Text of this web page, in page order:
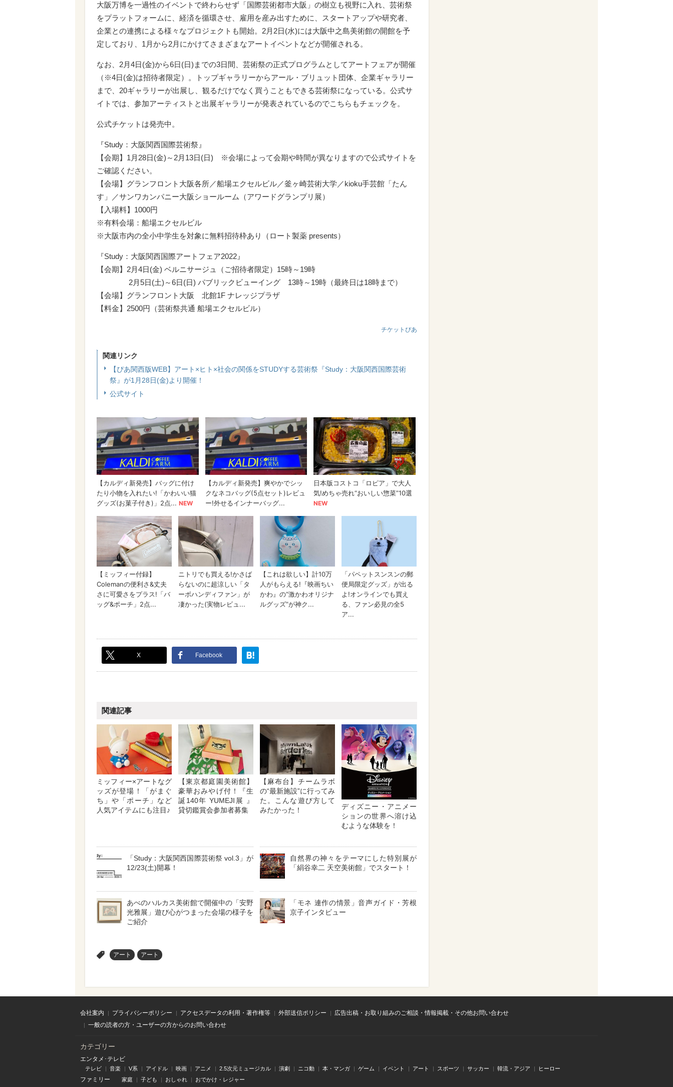
大阪万博を一過性のイベントで終わらせず「国際芸術都市大阪」の樹立も視野に入れ、芸術祭
をプラットフォームに、経済を循環させ、雇用を産み出すために、スタートアップや研究者、
企業との連携による様々なプロジェクトも開始。2月2日(水)には大阪中之島美術館の開館を予
定しており、1月から2月にかけてさまざまなアートイベントなどが開催される。
なお、2月4日(金)から6日(日)までの3日間、芸術祭の正式プログラムとしてアートフェアが開催
（※4日(金)は招待者限定）。トップギャラリーからアール・ブリュット団体、企業ギャラリー
まで、20ギャラリーが出展し、観るだけでなく買うこともできる芸術祭になっている。公式サ
イトでは、参加アーティストと出展ギャラリーが発表されているのでこちらもチェックを。
公式チケットは発売中。
『Study：大阪関西国際芸術祭』
【会期】1月28日(金)～2月13日(日) ※会場によって会期や時間が異なりますので公式サイトを
ご確認ください。
【会場】グランフロント大阪各所／船場エクセルビル／釜ヶ崎芸術大学／kioku手芸館「たん
す」／サンワカンパニー大阪ショールーム（アワードグランプリ展）
【入場料】1000円
※有料会場：船場エクセルビル
※大阪市内の全小中学生を対象に無料招待枠あり（ロート製薬 presents）
『Study：大阪関西国際アートフェア2022』
【会期】2月4日(金) ベルニサージュ（ご招待者限定）15時～19時
2月5日(土)～6日(日) パブリックビューイング 13時～19時（最終日は18時まで）
【会場】グランフロント大阪 北館1F ナレッジプラザ
【料金】2500円（芸術祭共通 船場エクセルビル）
チケットぴあ
関連リンク
【ぴあ関西版WEB】アート×ヒト×社会の関係をSTUDYする芸術祭『Study：大阪関西国際芸術
祭』が1月28日(金)より開催！
公式サイト
X Facebook
関連記事
ミッフィー×アートなグ
ッズが登場！「がまぐ
ち」や「ポーチ」など
人気アイテムにも注目♪
【東京都庭園美術館】
豪華おみやげ付！『生
誕140年 YUMEJI展 』
貸切鑑賞会参加者募集
【麻布台】チームラボ
の“最新施設”に行ってみ
た。こんな遊び方して
みたかった！
ディズニー・アニメー
ションの世界へ溶け込
むような体験を！
「Study：大阪関西国際芸術祭 vol.3」が
12/23(土)開幕！
自然界の神々をテーマにした特別展が
「絹谷幸二 天空美術館」でスタート！
あべのハルカス美術館で開催中の「安野
光雅展」遊び心がつまった会場の様子を
ご紹介
「モネ 連作の情景」音声ガイド・芳根
京子インタビュー
アート アート
会社案内 プライバシーポリシー アクセスデータの利用・著作権等 外部送信ポリシー
広告出稿・お取り組みのご相談・情報掲載・その他お問い合わせ
一般の読者の方・ユーザーの方からのお問い合わせ
カテゴリー
エンタメ･テレビ
テレビ 音楽 V系 アイドル 映画 アニメ 2.5次元ミュージカル 演劇 ニコ動 本・マンガ ゲーム イベント アート スポーツ サッカー 韓流・アジア ヒーロー
ファミリー 家庭 子ども おしゃれ おでかけ・レジャー